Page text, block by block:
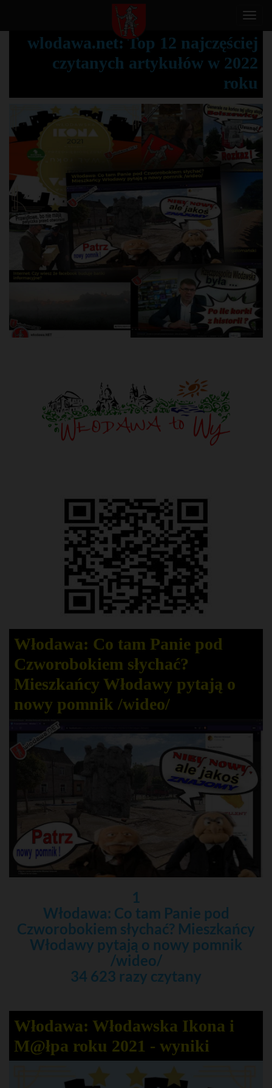
T
g
g
e
n
a
v
i
g
wlodawa.net: Top 12 najczęściej
czytanych artykułów w 2022
roku
Włodawa: Co tam Panie pod
Czworobokiem słychać?
Mieszkańcy Włodawy pytają o
nowy pomnik /wideo/
1
Włodawa: Co tam Panie pod
Czworobokiem słychać? Mieszkańcy
Włodawy pytają o nowy pomnik
/wideo/
34 623 razy czytany
Włodawa: Włodawska Ikona i
M@łpa roku 2021 - wyniki